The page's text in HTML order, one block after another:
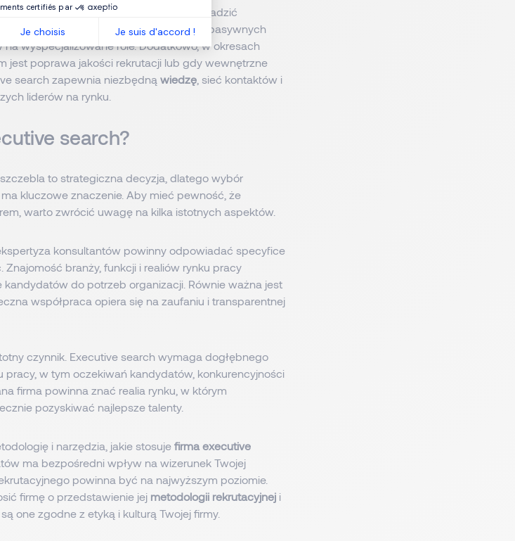
certifiés par
Je choisis Je suis d'accord !
firmą executive search, gdy muszą obsadzić
poufną rekrutację , dotrzeć do pasywnych
wyspecjalizowane role. Dodatkowo, w okresach
jest poprawa jakości rekrutacji lub gdy wewnętrzne
search zapewnia niezbędną wiedzę , sieć kontaktów i
liderów na rynku.
search?
to strategiczna decyzja, dlatego wybór
ma kluczowe znaczenie. Aby mieć pewność, że
warto zwrócić uwagę na kilka istotnych aspektów.
konsultantów powinny odpowiadać specyfice
branży, funkcji i realiów rynku pracy
do potrzeb organizacji. Równie ważna jest
współpraca opiera się na zaufaniu i transparentnej
czynnik. Executive search wymaga dogłębnego
pracy, w tym oczekiwań kandydatów, konkurencyjności
firma powinna znać realia rynku, w którym
pozyskiwać najlepsze talenty.
i narzędzia, jakie stosuje firma executive
ma bezpośredni wpływ na wizerunek Twojej
powinna być na najwyższym poziomie.
firmę o przedstawienie jej metodologii rekrutacyjnej i
one zgodne z etyką i kulturą Twojej firmy.